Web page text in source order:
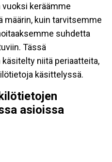
vuoksi keräämme
määrin, kuin tarvitsemme
suhdetta
Tässä
niitä periaatteita,
käsittelyssä.
asioissa